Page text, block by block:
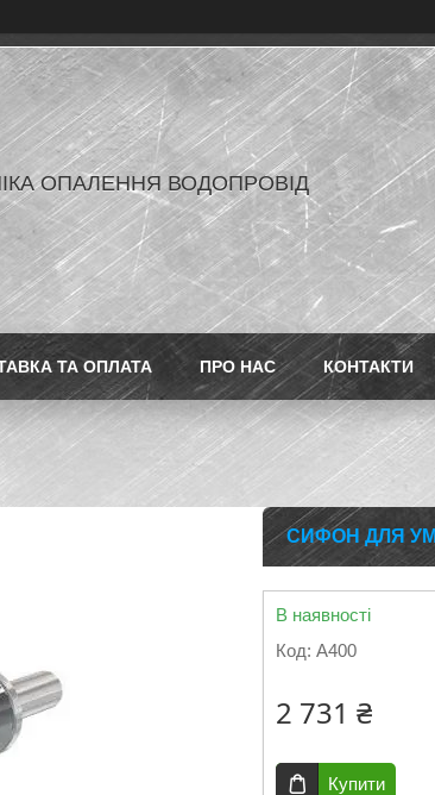
ОПАЛЕННЯ ВОДОПРОВІД
ТА ОПЛАТА ПРО НАС КОНТАКТИ
СИФОН ДЛЯ
В наявності
Код: A400
2 731 ₴
Купити